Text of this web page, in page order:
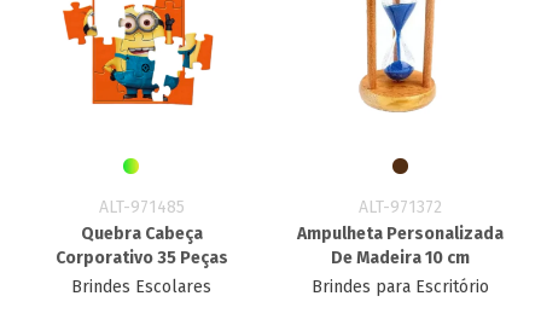
ALT-971485
Quebra Cabeça
Corporativo 35 Peças
Brindes Escolares
ALT-971372
Ampulheta Personalizada
De Madeira 10 cm
Brindes para Escritório